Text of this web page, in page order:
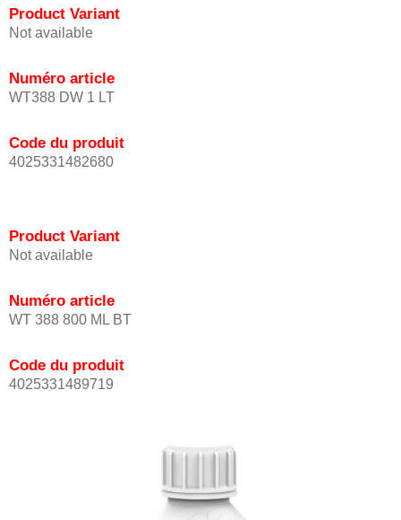
Product Variant
Not available
Numéro article
WT388 DW 1 LT
Code du produit
4025331482680
Product Variant
Not available
Numéro article
WT 388 800 ML BT
Code du produit
4025331489719